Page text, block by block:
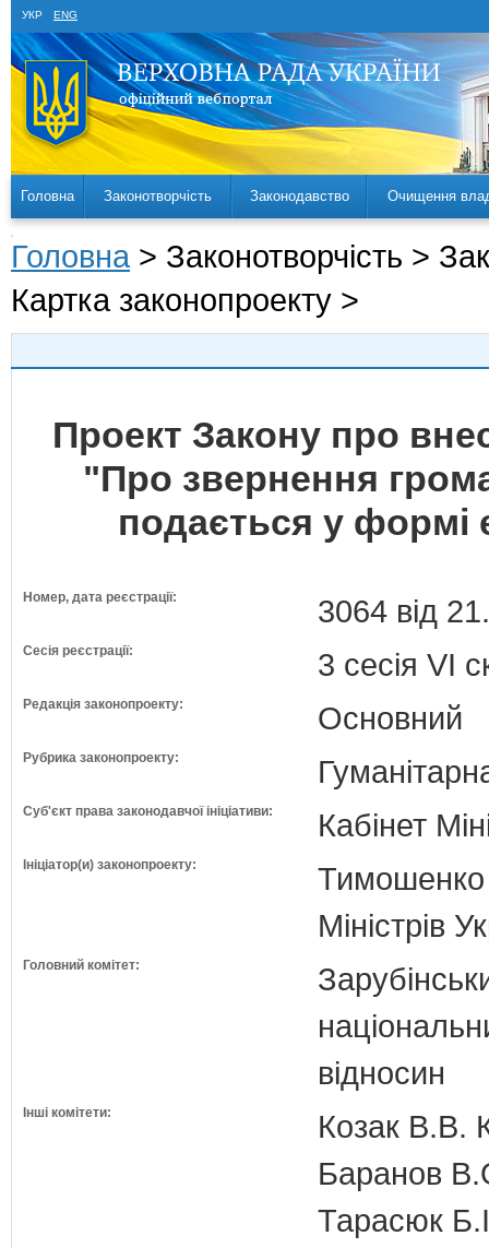
УКР ENG
Головна Законотворчість Законодавство Очищення
Головна > Законотворчість >
Картка законопроекту >
Проект Закону про
"Про звернення
подається у формі
Номер, дата реєстрації: 3064 від
Сесія реєстрації: 3 сесія VI
Редакція законопроекту: Основний
Рубрика законопроекту:
Суб'єкт права законодавчої ініціативи: Кабінет
Ініціатор(и) законопроекту:
Тимошенко
Міністрів
Головний комітет:
відносин
Інші комітети:
Козак В.В.
Баранов
Тарасюк